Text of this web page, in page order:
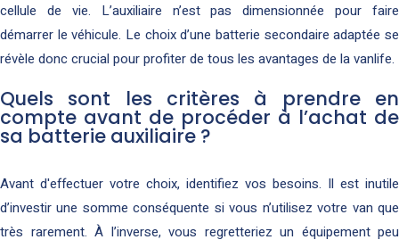
cellule de vie. L’auxiliaire n’est pas dimensionnée pour faire
démarrer le véhicule. Le choix d’une batterie secondaire adaptée se
révèle donc crucial pour profiter de tous les avantages de la vanlife.
Quels sont les critères à prendre en
compte avant de procéder à l’achat de
sa batterie auxiliaire ?
Avant d'effectuer votre choix, identifiez vos besoins. Il est inutile
d’investir une somme conséquente si vous n’utilisez votre van que
très rarement. À l’inverse, vous regretteriez un équipement peu